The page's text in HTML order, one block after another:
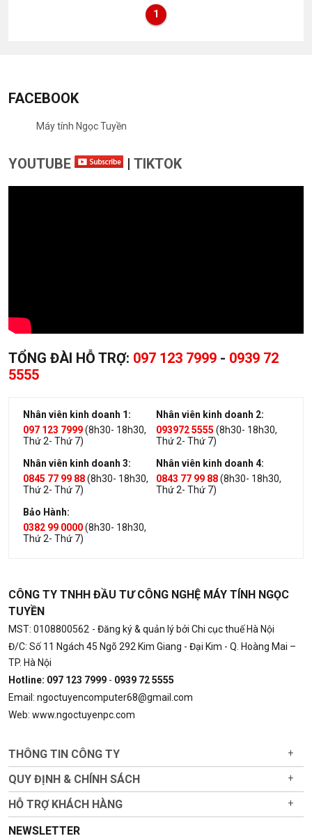
1
FACEBOOK
Máy tính Ngọc Tuyền
YOUTUBE | TIKTOK
TỔNG ĐÀI HỖ TRỢ: 097 123 7999 - 0939 72
5555
Nhân viên kinh doanh 1:
097 123 7999(8h30- 18h30,
Thứ 2- Thứ 7)
Nhân viên kinh doanh 2:
093972 5555 (8h30- 18h30,
Thứ 2- Thứ 7)
Nhân viên kinh doanh 3:
0845 77 99 88(8h30- 18h30,
Thứ 2- Thứ 7)
Nhân viên kinh doanh 4:
0843 77 99 88(8h30- 18h30,
Thứ 2- Thứ 7)
Bảo Hành:
0382 99 0000(8h30- 18h30,
Thứ 2- Thứ 7)
CÔNG TY TNHH ĐẦU TƯ CÔNG NGHỆ MÁY TÍNH NGỌC
TUYỀN
MST: 0108800562 - Đăng ký & quản lý bởi Chi cục thuế Hà Nội
Đ/C: Số 11 Ngách 45 Ngõ 292 Kim Giang - Đại Kim - Q. Hoàng Mai –
TP. Hà Nội
Hotline: 097 123 7999 - 0939 72 5555
Email: ngoctuyencomputer68@gmail.com
Web: www.ngoctuyenpc.com
THÔNG TIN CÔNG TY +
QUY ĐỊNH & CHÍNH SÁCH +
HỖ TRỢ KHÁCH HÀNG +
NEWSLETTER